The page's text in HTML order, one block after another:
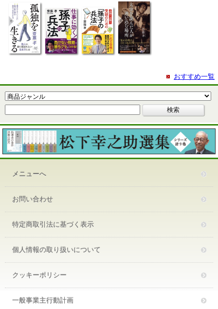
おすすめ一覧
メニューへ
お問い合わせ
特定商取引法に基づく表示
個人情報の取り扱いについて
クッキーポリシー
一般事業主行動計画